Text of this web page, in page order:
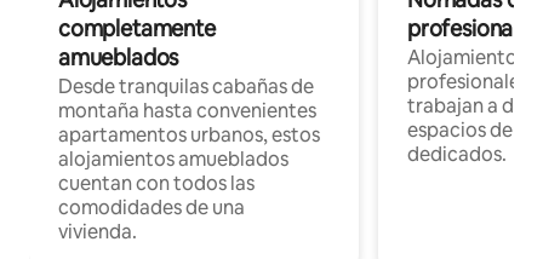
completamente
amueblados
Desde tranquilas cabañas de
montaña hasta convenientes
apartamentos urbanos, estos
alojamientos amueblados
cuentan con todos las
comodidades de una
vivienda.
Alojamientos
profesionales
trabajan a
espacios de
dedicados.